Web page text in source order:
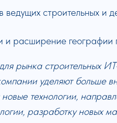
строительных и
расширение географии
рынка строительных
уделяют больше
технологии,
разработку новых